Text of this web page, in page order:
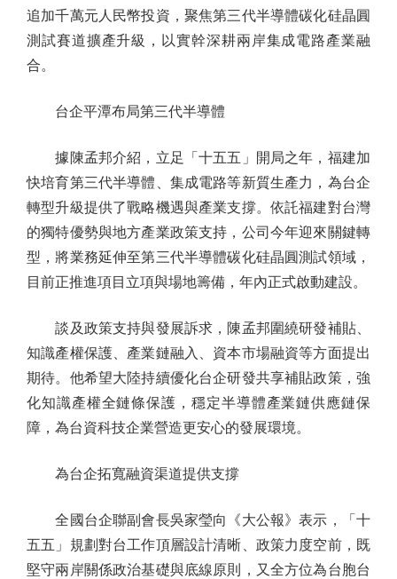
追加千萬元人民幣投資，聚焦第三代半導體碳化硅晶圓
測試賽道擴產升級，以實幹深耕兩岸集成電路產業融
合。
台企平潭布局第三代半導體
據陳孟邦介紹，立足「十五五」開局之年，福建加
快培育第三代半導體、集成電路等新質生產力，為台企
轉型升級提供了戰略機遇與產業支撐。依託福建對台灣
的獨特優勢與地方產業政策支持，公司今年迎來關鍵轉
型，將業務延伸至第三代半導體碳化硅晶圓測試領域，
目前正推進項目立項與場地籌備，年內正式啟動建設。
談及政策支持與發展訴求，陳孟邦圍繞研發補貼、
知識產權保護、產業鏈融入、資本市場融資等方面提出
期待。他希望大陸持續優化台企研發共享補貼政策，強
化知識產權全鏈條保護，穩定半導體產業鏈供應鏈保
障，為台資科技企業營造更安心的發展環境。
為台企拓寬融資渠道提供支撐
全國台企聯副會長吳家瑩向《大公報》表示，「十
五五」規劃對台工作頂層設計清晰、政策力度空前，既
堅守兩岸關係政治基礎與底線原則，又全方位為台胞台